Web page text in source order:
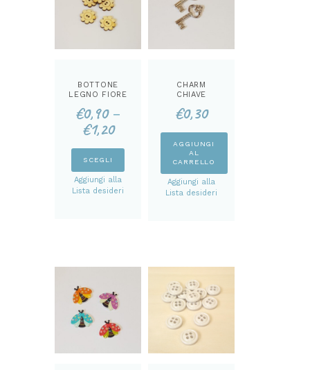
BOTTONE
LEGNO FIORE
€0,90–
€1,20
SCEGLI
prodotto
prodotto
Aggiungi alla
Lista desideri
CHARM
CHIAVE
€0,30
AGGIUNGI
AL
CARRELLO
Aggiungi alla
Lista desideri